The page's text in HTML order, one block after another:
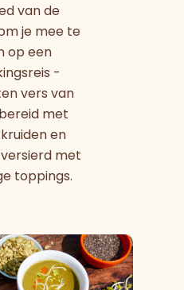
van de
je mee te
op een
-
vers van
met
en
met
toppings.